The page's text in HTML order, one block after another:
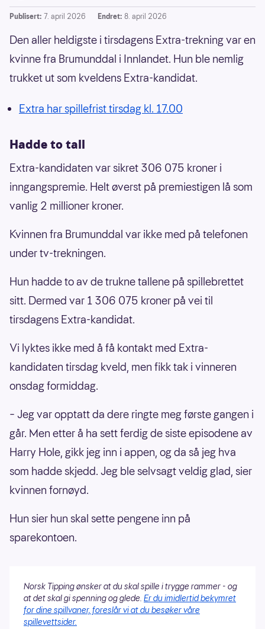
Publisert: 7. april 2026 Endret: 8. april 2026
Den aller heldigste i tirsdagens Extra-trekning var en
kvinne fra Brumunddal i Innlandet. Hun ble nemlig
trukket ut som kveldens Extra-kandidat.
Extra har spillefrist tirsdag kl. 17.00
Hadde to tall
Extra-kandidaten var sikret 306 075 kroner i
inngangspremie. Helt øverst på premiestigen lå som
vanlig 2 millioner kroner.
Kvinnen fra Brumunddal var ikke med på telefonen
under tv-trekningen.
Hun hadde to av de trukne tallene på spillebrettet
sitt. Dermed var 1 306 075 kroner på vei til
tirsdagens Extra-kandidat.
Vi lyktes ikke med å få kontakt med Extra-
kandidaten tirsdag kveld, men fikk tak i vinneren
onsdag formiddag.
– Jeg var opptatt da dere ringte meg første gangen i
går. Men etter å ha sett ferdig de siste episodene av
Harry Hole, gikk jeg inn i appen, og da så jeg hva
som hadde skjedd. Jeg ble selvsagt veldig glad, sier
kvinnen fornøyd.
Hun sier hun skal sette pengene inn på
sparekontoen.
Norsk Tipping ønsker at du skal spille i trygge rammer - og
at det skal gi spenning og glede. Er du imidlertid bekymret
for dine spillvaner, foreslår vi at du besøker våre
spillevettsider.